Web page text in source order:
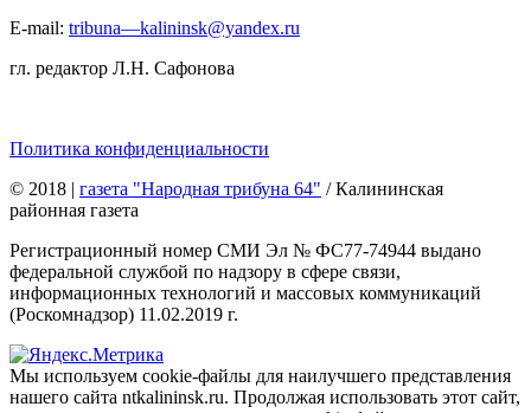
E-mail: tribuna—kalininsk@yandex.ru
гл. редактор Л.Н. Сафонова
Политика конфиденциальности
© 2018
газета "Народная трибуна 64" / Калининская
районная газета
Регистрационный номер СМИ Эл № ФС77-74944 выдано
федеральной службой по надзору в сфере связи,
информационных технологий и массовых коммуникаций
(Роскомнадзор) 11.02.2019 г.
Мы используем cookie-файлы для наилучшего представления
нашего сайта ntkalininsk.ru. Продолжая использовать этот сайт,